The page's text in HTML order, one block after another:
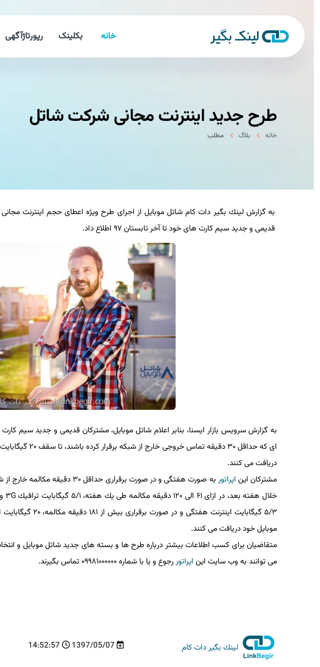
خانه بکلینک رپورتاژآگهی
طرح جدید اینترنت مجانی شركت شاتل
خانه بلاگ مطلب
قدیمی و جدید سیم كارت های خود تا آخر تابستان ۹۷ اطلاع داد.
دریافت می كنند.
مشتركان ایناپراتور
موبایل خود دریافت می كنند.
می توانند به وب سایت ایناپراتوررجوع و یا با شماره ۰۹۹۸۱۰۰۰۰۰۰ تماس بگیرند.
لینك بگیر دات كام 1397/05/07
14:52:57